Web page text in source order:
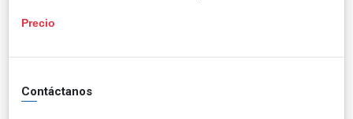
Precio
Contáctanos